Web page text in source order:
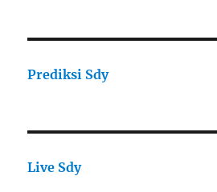
Prediksi Sdy
Live Sdy